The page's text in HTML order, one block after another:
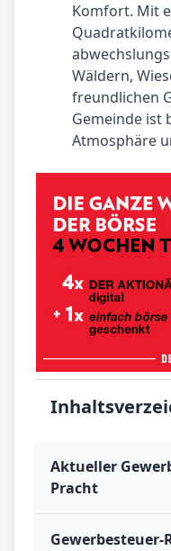
Komfort. Mit
Wäldern,
freundlichen
Gemeinde ist
Atmosphäre
Aktueller
Pracht